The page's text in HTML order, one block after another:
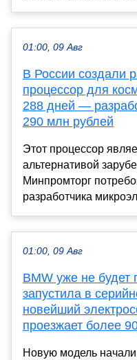
01:00, 09 Авг
В России создали
процессор для
288 дней —
290 млн рублей
Этот процессор
альтернативой
Минпромторг
разработчика
01:00, 09 Авг
BMW уже не будет
запустила в
новейший
проезжает более
Новую модель